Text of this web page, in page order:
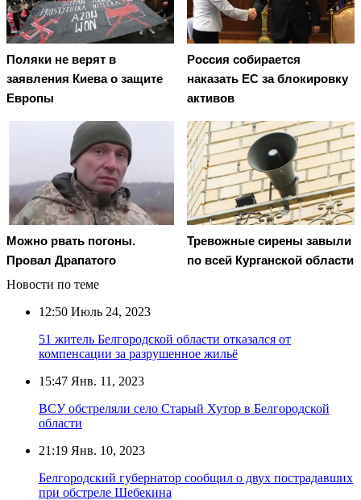
Поляки не верят в
заявления Киева о защите
Европы
Россия собирается
наказать EC за блокировку
активов
Можно рвать погоны.
Провал Драпатого
Тревожные сирены завыли
по всей Курганской области
Новости по теме
12:50 Июль 24, 2023
51 житель Белгородской области отказался от
компенсации за разрушенное жильё
15:47 Янв. 11, 2023
ВСУ обстреляли село Старый Хутор в Белгородской
области
21:19 Янв. 10, 2023
Белгородский губернатор сообщил о двух пострадавших
при обстреле Шебекина